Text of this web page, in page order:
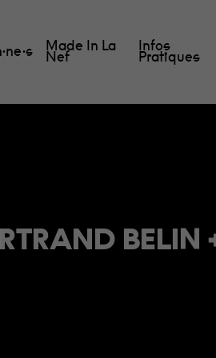
Made In La
Nef
Infos
Pratiques
BELIN